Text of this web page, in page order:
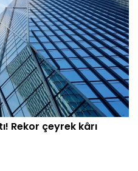
Rekor çeyrek kârı